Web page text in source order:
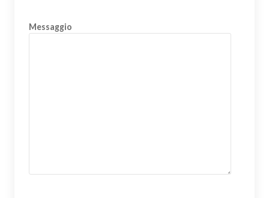
Messaggio